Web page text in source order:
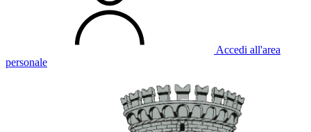
Accedi all'area
personale